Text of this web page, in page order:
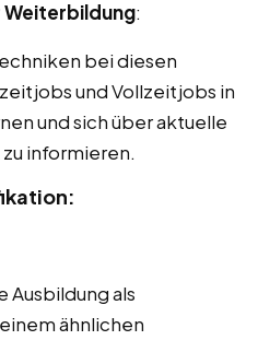
:
bei diesen
und Vollzeitjobs in
und sich über aktuelle
informieren.
Ausbildung als
ähnlichen